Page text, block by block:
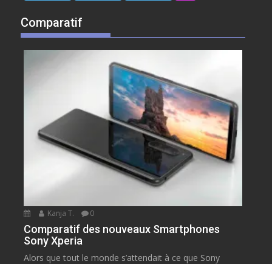
Comparatif
Kanja T. 0
Comparatif des nouveaux Smartphones
Sony Xperia
Alors que tout le monde s’attendait à ce que Sony